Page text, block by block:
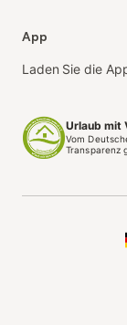
App
Laden Sie die
Urlaub mit
Vom
Transparenz